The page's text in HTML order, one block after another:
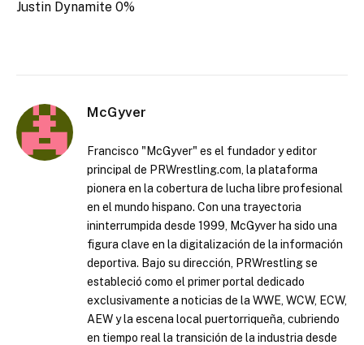
Justin Dynamite 0%
McGyver
Francisco "McGyver" es el fundador y editor
principal de PRWrestling.com, la plataforma
pionera en la cobertura de lucha libre profesional
en el mundo hispano. Con una trayectoria
ininterrumpida desde 1999, McGyver ha sido una
figura clave en la digitalización de la información
deportiva. Bajo su dirección, PRWrestling se
estableció como el primer portal dedicado
exclusivamente a noticias de la WWE, WCW, ECW,
AEW y la escena local puertorriqueña, cubriendo
en tiempo real la transición de la industria desde